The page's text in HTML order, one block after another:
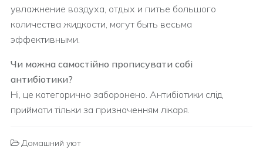
увлажнение воздуха, отдых и питье большого
количества жидкости, могут быть весьма
эффективными.
Чи можна самостійно прописувати собі
антибіотики?
Ні, це категорично заборонено. Антибіотики слід
приймати тільки за призначенням лікаря.
Домашний уют